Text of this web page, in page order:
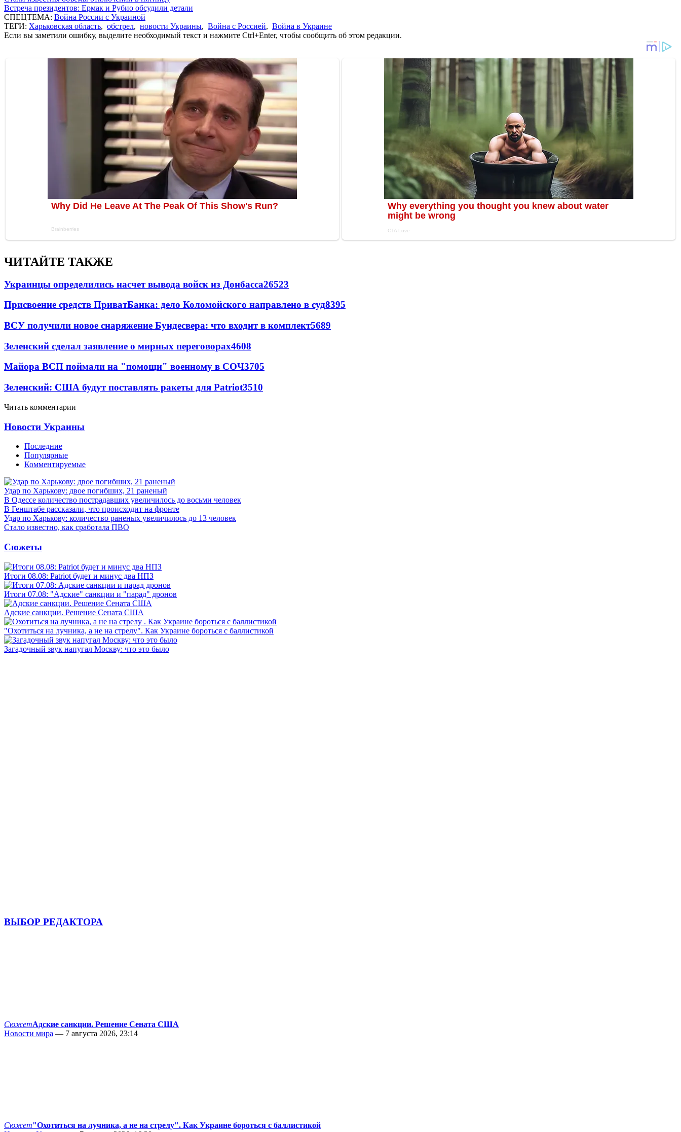
Встреча президентов: Ермак и Рубио обсудили детали
СПЕЦТЕМА: Война России с Украиной
ТЕГИ: Харьковская область, обстрел, новости Украины, Война с Россией, Война в Украине
Если вы заметили ошибку, выделите необходимый текст и нажмите Ctrl+Enter, чтобы сообщить об этом редакции.
ЧИТАЙТЕ ТАКЖЕ
Украинцы определились насчет вывода войск из Донбасса26523
Присвоение средств ПриватБанка: дело Коломойского направлено в суд8395
ВСУ получили новое снаряжение Бундесвера: что входит в комплект5689
Зеленский сделал заявление о мирных переговорах4608
Майора ВСП поймали на "помощи" военному в СОЧ3705
Зеленский: США будут поставлять ракеты для Patriot3510
Читать комментарии
Новости Украины
Последние
Популярные
Комментируемые
Удар по Харькову: двое погибших, 21 раненый
В Одессе количество пострадавших увеличилось до восьми человек
В Генштабе рассказали, что происходит на фронте
Удар по Харькову: количество раненых увеличилось до 13 человек
Стало известно, как сработала ПВО
Сюжеты
Итоги 08.08: Patriot будет и минус два НПЗ
Итоги 07.08: "Адские" санкции и "парад" дронов
Адские санкции. Решение Сената США
"Охотиться на лучника, а не на стрелу". Как Украине бороться с баллистикой
Загадочный звук напугал Москву: что это было
ВЫБОР РЕДАКТОРА
СюжетАдские санкции. Решение Сената США
Новости мира — 7 августа 2026, 23:14
Сюжет"Охотиться на лучника, а не на стрелу". Как Украине бороться с баллистикой